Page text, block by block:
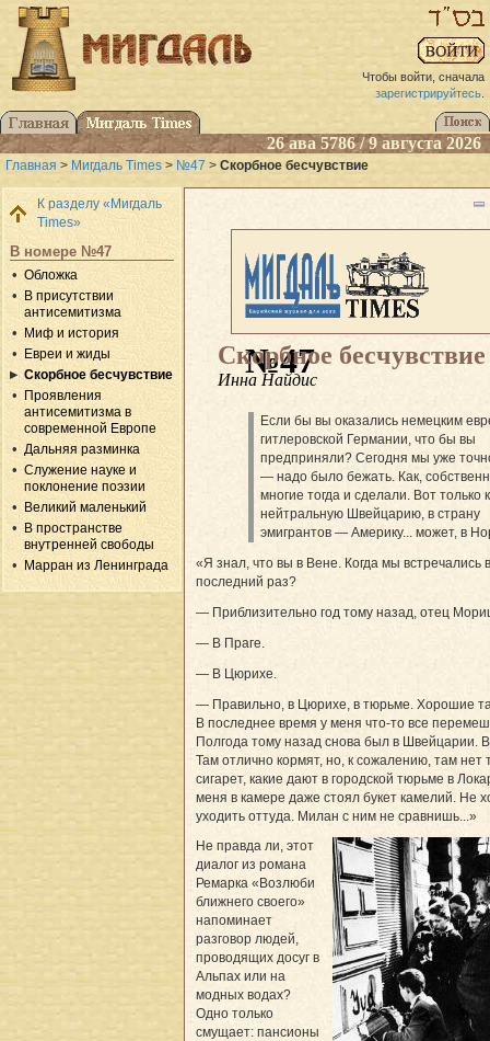
Чтобы войти, сначала
зарегистрируйтесь.
26 ава 5786 / 9 августа 2026
Главная > Мигдаль Times > №47 > Скорбное бесчувствие
К разделу «Мигдаль
Times»
В номере №47
Обложка
В присутствии
антисемитизма
Миф и история
Евреи и жиды
Скорбное бесчувствие
Проявления
антисемитизма в
современной Европе
Дальняя разминка
Служение науке и
поклонение поэзии
Великий маленький
В пространстве
внутренней свободы
Марран из Ленинграда
№47
Скорбное бесчувствие
Инна Найдис
Если бы вы оказались немецким
гитлеровской Германии, что бы вы
предприняли? Сегодня мы уже
— надо было бежать. Как,
многие тогда и сделали. Вот только
нейтральную Швейцарию, в страну
эмигрантов — Америку... может, в
«Я знал, что вы в Вене. Когда мы встречались в
последний раз?
— Приблизительно год тому назад, отец
— В Праге.
— В Цюрихе.
— Правильно, в Цюрихе, в тюрьме. Хорошие
В последнее время у меня что-то все
Полгода тому назад снова был в Швейцарии.
Там отлично кормят, но, к сожалению, там нет
сигарет, какие дают в городской тюрьме в
меня в камере даже стоял букет камелий. Не
уходить оттуда. Милан с ним не сравнишь...»
Не правда ли, этот
диалог из романа
Ремарка «Возлюби
ближнего своего»
напоминает
разговор людей,
проводящих досуг в
Альпах или на
модных водах?
Одно только
смущает: пансионы